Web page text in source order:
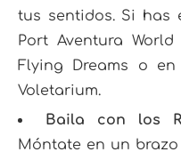
tus sentidos. Si has
Port Aventura
Flying Dreams o
Voletarium.
Baila con los
Móntate en un